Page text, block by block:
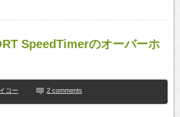
SpeedTimerのオーバーホ
コー 2 comments